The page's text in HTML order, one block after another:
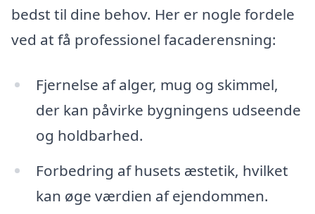
bedst til dine behov. Her er nogle fordele
ved at få professionel facaderensning:
Fjernelse af alger, mug og skimmel,
der kan påvirke bygningens udseende
og holdbarhed.
Forbedring af husets æstetik, hvilket
kan øge værdien af ejendommen.